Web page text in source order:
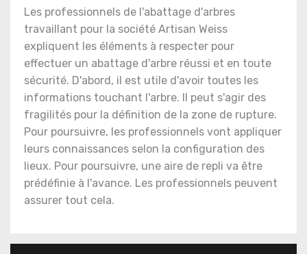
Les professionnels de l'abattage d'arbres
travaillant pour la société Artisan Weiss
expliquent les éléments à respecter pour
effectuer un abattage d'arbre réussi et en toute
sécurité. D'abord, il est utile d'avoir toutes les
informations touchant l'arbre. Il peut s'agir des
fragilités pour la définition de la zone de rupture.
Pour poursuivre, les professionnels vont appliquer
leurs connaissances selon la configuration des
lieux. Pour poursuivre, une aire de repli va être
prédéfinie à l'avance. Les professionnels peuvent
assurer tout cela.